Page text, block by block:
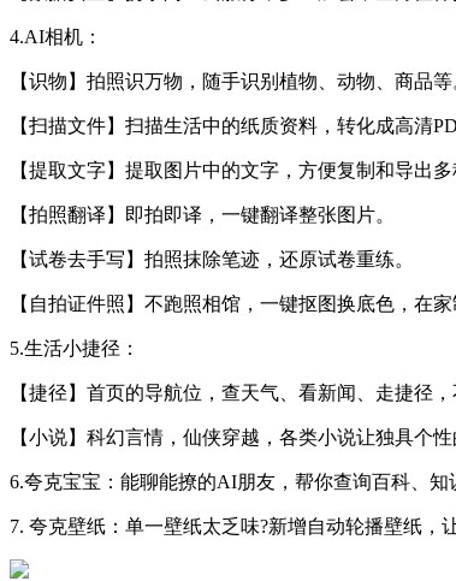
4.AI相机：
【识物】拍照识万物，随手识别植物、动物、商品等
【扫描文件】扫描生活中的纸质资料，转化成高清
【提取文字】提取图片中的文字，方便复制和导出多
【拍照翻译】即拍即译，一键翻译整张图片。
【试卷去手写】拍照抹除笔迹，还原试卷重练。
【自拍证件照】不跑照相馆，一键抠图换底色，在家
5.生活小捷径：
【捷径】首页的导航位，查天气、看新闻、走捷径，
【小说】科幻言情，仙侠穿越，各类小说让独具个
6.夸克宝宝：能聊能撩的AI朋友，帮你查询百科、知
7. 夸克壁纸：单一壁纸太乏味?新增自动轮播壁纸，